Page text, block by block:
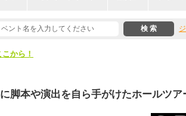
半期編発表！
から！
本や演出を自ら手がけたホールツア